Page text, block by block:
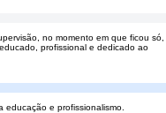
no momento em que ficou só,
profissional e dedicado ao
e profissionalismo.